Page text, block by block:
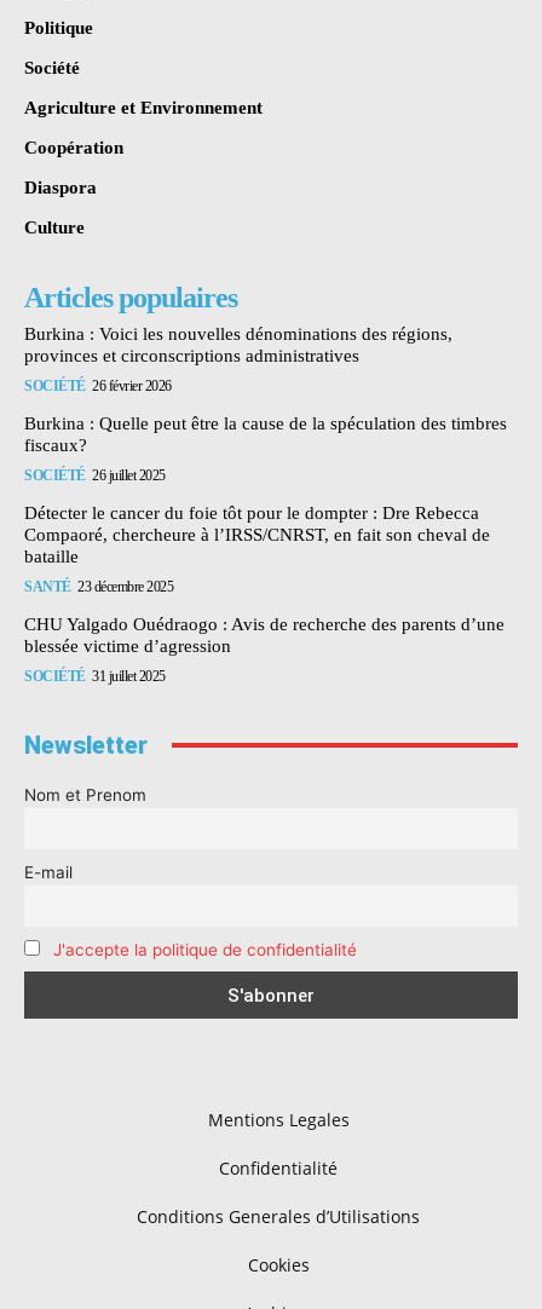
Politique
Société
Agriculture et Environnement
Coopération
Diaspora
Culture
Articles populaires
Burkina : Voici les nouvelles dénominations des régions,
provinces et circonscriptions administratives
SOCIÉTÉ 26 février 2026
Burkina : Quelle peut être la cause de la spéculation des timbres
fiscaux?
SOCIÉTÉ 26 juillet 2025
Détecter le cancer du foie tôt pour le dompter : Dre Rebecca
Compaoré, chercheure à l’IRSS/CNRST, en fait son cheval de
bataille
SANTÉ 23 décembre 2025
CHU Yalgado Ouédraogo : Avis de recherche des parents d’une
blessée victime d’agression
SOCIÉTÉ 31 juillet 2025
Newsletter
Nom et Prenom
E-mail
J'accepte la politique de confidentialité
Mentions Legales
Confidentialité
Conditions Generales d’Utilisations
Cookies